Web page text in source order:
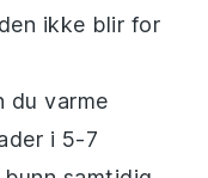
ikke blir for
du varme
i 5-7